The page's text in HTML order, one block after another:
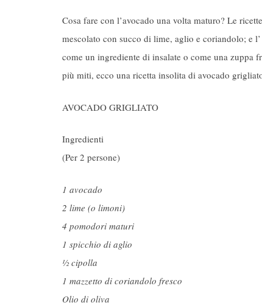
Cosa fare con l’avocado una volta maturo? Le
mescolato con succo di lime, aglio e coriandolo; e l’
come un ingrediente di insalate o come una zuppa
più miti, ecco una ricetta insolita di avocado
AVOCADO GRIGLIATO
Ingredienti
(Per 2 persone)
1 avocado
2 lime (o limoni)
4 pomodori maturi
1 spicchio di aglio
½ cipolla
1 mazzetto di coriandolo fresco
Olio di oliva